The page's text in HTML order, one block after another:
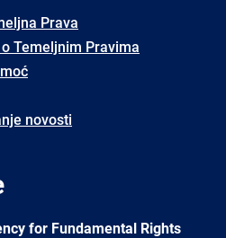
Prava
Temeljnim Pravima
novosti
for Fundamental Rights